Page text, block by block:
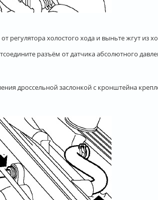
регулятора холостого хода и выньте жгут из
разъём от датчика абсолютного
дроссельной заслонкой с кронштейна